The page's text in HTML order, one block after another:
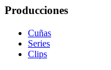
Producciones
Cuñas
Series
Clips